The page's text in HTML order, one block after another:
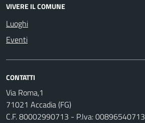
VIVERE IL COMUNE
Luoghi
Eventi
CONTATTI
Via Roma,1
71021 Accadia (FG)
C.F. 80002990713 - P.Iva: 00896540713